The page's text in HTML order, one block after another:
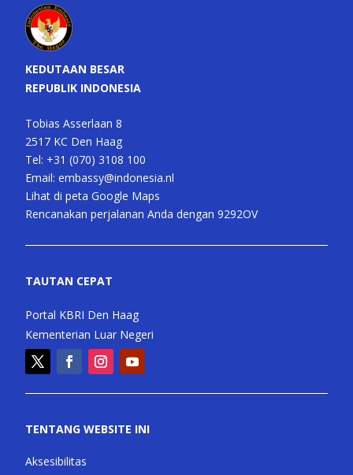
KEDUTAAN BESAR
REPUBLIK INDONESIA
Tobias Asserlaan 8
2517 KC Den Haag
Tel: +31 (070) 3108 100
Email: embassy@indonesia.nl
Lihat di peta Google Maps
Rencanakan perjalanan Anda dengan 9292OV
TAUTAN CEPAT
Portal KBRI Den Haag
Kementerian Luar Negeri
TENTANG WEBSITE INI
Aksesibilitas